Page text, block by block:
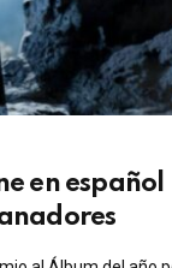
en español |